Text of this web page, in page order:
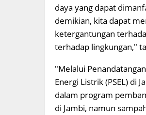
daya yang dapat
demikian, kita dapat
ketergantungan
terhadap lingkungan,"
"Melalui
Energi Listrik (PSEL) di
dalam program
di Jambi, namun